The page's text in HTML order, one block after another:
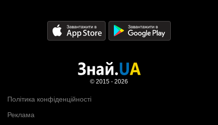
Політика конфіденційності
Реклама
© 2015 - 2026